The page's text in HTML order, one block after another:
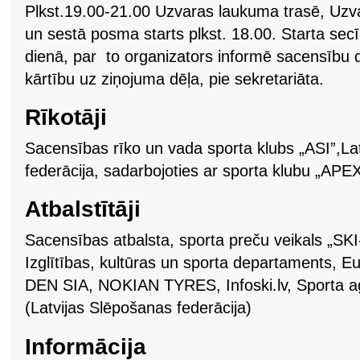
Plkst.19.00-21.00 Uzvaras laukuma trasē,
un sestā posma starts plkst. 18.00. Starta
dienā, par to organizators informē sacensību
kārtību uz ziņojuma dēļa, pie sekretariāta.
Rīkotāji
Sacensības rīko un vada sporta klubs
federācija, sadarbojoties ar sporta klubu
Atbalstītāji
Sacensības atbalsta, sporta preču veikals
Izglītības, kultūras un sporta departaments,
DEN SIA, NOKIAN TYRES, Infoski.lv, Sporta
(Latvijas Slēpošanas federācija)
Informācija